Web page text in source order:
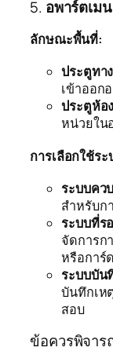
5. อพาร์ตเม
ลักษณะพื้นที่:
ประตูทา
เข้าออก
ประตูห้อ
หน่วยใน
การเลือกใช้ระ
ระบบคว
สำหรับก
ระบบที่ร
จัดการก
หรือการ์
ระบบบัน
บันทึกเห
สอบ
ข้อควรพิจาร